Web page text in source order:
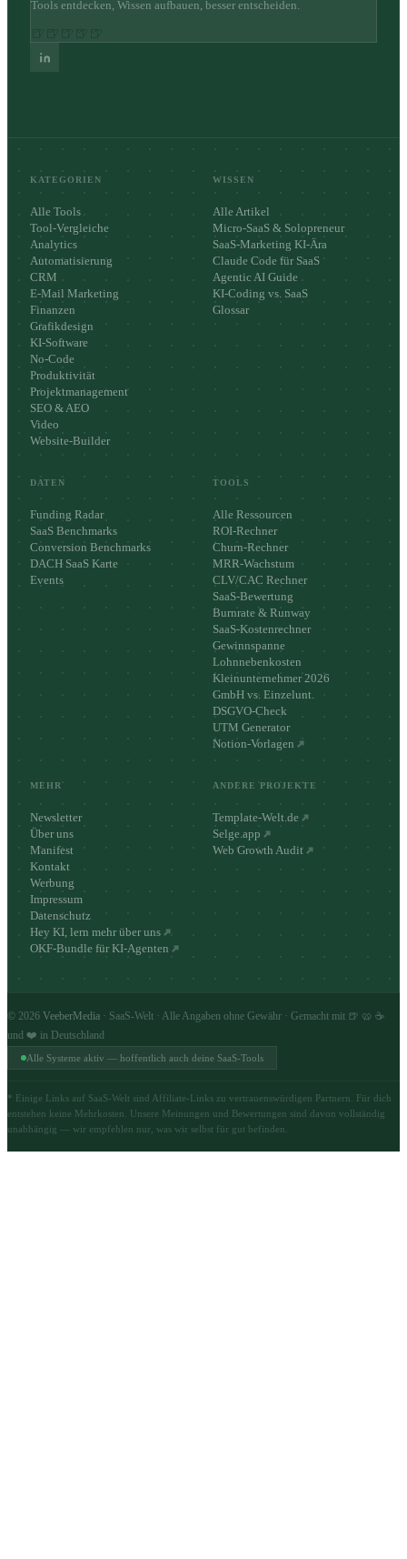
Tools entdecken, Wissen aufbauen, besser entscheiden.
KATEGORIEN
Alle Tools
Tool-Vergleiche
Analytics
Automatisierung
CRM
E-Mail Marketing
Finanzen
Grafikdesign
KI-Software
No-Code
Produktivität
Projektmanagement
SEO & AEO
Video
Website-Builder
WISSEN
Alle Artikel
Micro-SaaS & Solopreneur
SaaS-Marketing KI-Ära
Claude Code für SaaS
Agentic AI Guide
KI-Coding vs. SaaS
Glossar
DATEN
Funding Radar
SaaS Benchmarks
Conversion Benchmarks
DACH SaaS Karte
Events
TOOLS
Alle Ressourcen
ROI-Rechner
Churn-Rechner
MRR-Wachstum
CLV/CAC Rechner
SaaS-Bewertung
Burnrate & Runway
SaaS-Kostenrechner
Gewinnspanne
Lohnnebenkosten
Kleinunternehmer 2026
GmbH vs. Einzelunt.
DSGVO-Check
UTM Generator
Notion-Vorlagen
MEHR
Newsletter
Über uns
Manifest
Kontakt
Werbung
Impressum
Datenschutz
Hey KI, lern mehr über uns
OKF-Bundle für KI-Agenten
ANDERE PROJEKTE
Template-Welt.de
Selge.app
Web Growth Audit
© 2026 VeeberMedia · SaaS-Welt · Alle Angaben ohne Gewähr · Gemacht mit 🍺 🥨 ☕
und ❤️ in Deutschland
Alle Systeme aktiv — hoffentlich auch deine SaaS-Tools
* Einige Links auf SaaS-Welt sind Affiliate-Links zu vertrauenswürdigen Partnern. Für dich
entstehen keine Mehrkosten. Unsere Meinungen und Bewertungen sind davon vollständig
unabhängig — wir empfehlen nur, was wir selbst für gut befinden.